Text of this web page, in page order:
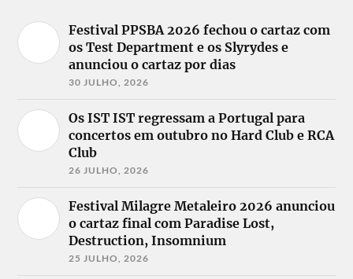
Festival PPSBA 2026 fechou o cartaz com
os Test Department e os Slyrydes e
anunciou o cartaz por dias
30 JULHO, 2026
Os IST IST regressam a Portugal para
concertos em outubro no Hard Club e RCA
Club
26 JULHO, 2026
Festival Milagre Metaleiro 2026 anunciou
o cartaz final com Paradise Lost,
Destruction, Insomnium
25 JULHO, 2026